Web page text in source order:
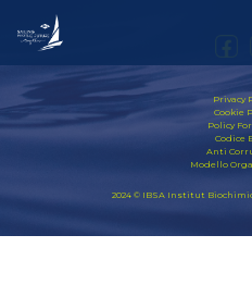
Privacy
Cookie
Policy
Codice
Anti
Modello
2024 © IBSA Institut